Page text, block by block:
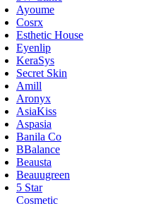
Ayoume
Cosrx
Esthetic House
Eyenlip
KeraSys
Secret Skin
Amill
Aronyx
AsiaKiss
Aspasia
Banila Co
BBalance
Beausta
Beauugreen
5 Star
Cosmetic